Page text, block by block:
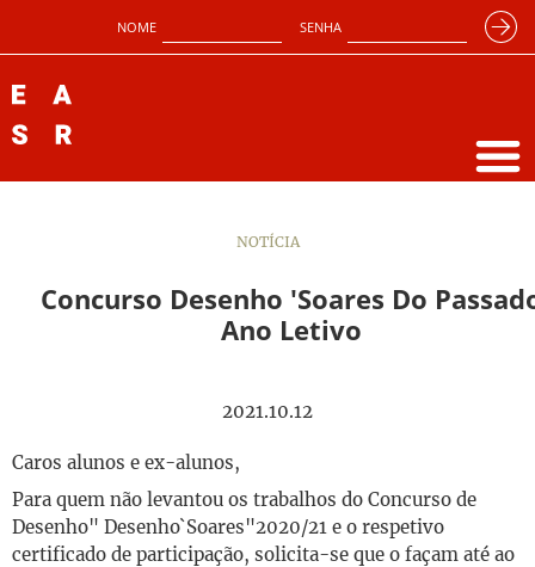
NOME SENHA
NOTÍCIA
Concurso Desenho 'Soares Do
Ano Letivo
2021.10.12
Caros alunos e ex-alunos,
Para quem não levantou os trabalhos do Concurso de
Desenho" Desenho`Soares"2020/21 e o respetivo
certificado de participação, solicita-se que o façam até ao